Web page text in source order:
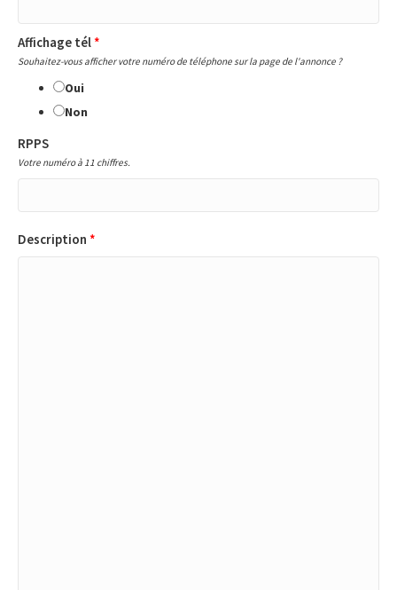
Affichage tél*
Souhaitez-vous afficher votre numéro de téléphone sur la page de l'annonce ?
Oui
Non
RPPS
Votre numéro à 11 chiffres.
Description *